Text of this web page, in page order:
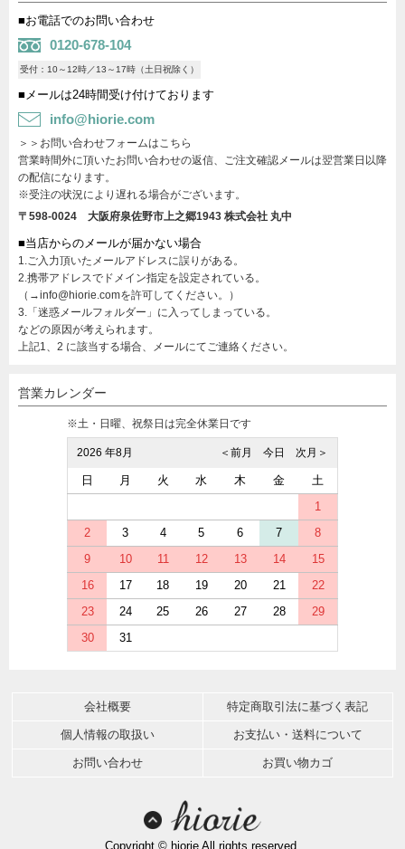
■お電話でのお問い合わせ
0120-678-104
受付：10～12時／13～17時（土日祝除く）
■メールは24時間受け付けております
info@hiorie.com
＞＞お問い合わせフォームはこちら
営業時間外に頂いたお問い合わせの返信、ご注文確認メールは翌営業日以降
の配信になります。
※受注の状況により遅れる場合がございます。
〒598-0024 大阪府泉佐野市上之郷1943 株式会社 丸中
■当店からのメールが届かない場合
1.ご入力頂いたメールアドレスに誤りがある。
2.携帯アドレスでドメイン指定を設定されている。
（→info@hiorie.comを許可してください。）
3.「迷惑メールフォルダー」に入ってしまっている。
などの原因が考えられます。
上記1、2 に該当する場合、メールにてご連絡ください。
営業カレンダー
※土・日曜、祝祭日は完全休業日です
2026 年8月 次月＞
今日
＜前月
日 月 火 水 木 金
土
1
2
3 4 5 6 7
8
9
10 11 12 13 14
15
16
17 18 19 20 21
22
23
24 25 26 27 28
29
30
31
会社概要 特定商取引法に基づく表記
個人情報の取扱い お支払い・送料について
お問い合わせ お買い物カゴ
Copyright © hiorie All rights reserved.